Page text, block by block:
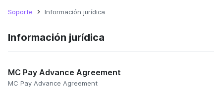
Soporte Información jurídica
Información jurídica
MC Pay Advance Agreement
MC Pay Advance Agreement